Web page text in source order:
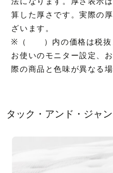
算した厚さです。実際の
ざいます。
※（ ）内の価格は税抜
お使いのモニター設定、
際の商品と色味が異なる
タック・アンド・ジャ